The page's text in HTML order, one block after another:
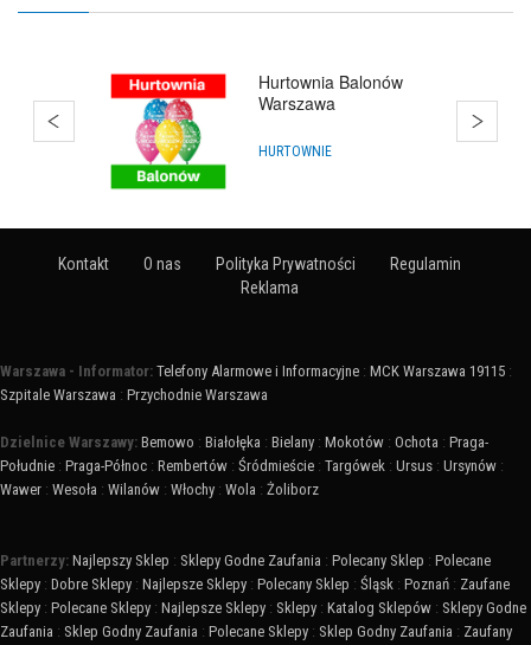
Hurtownia Balonów
Warszawa
HURTOWNIE
Kontakt O nas Polityka Prywatności
Regulamin
Reklama
Warszawa - Informator: Telefony Alarmowe i Informacyjne : MCK Warszawa 19115 :
Szpitale Warszawa : Przychodnie Warszawa
Dzielnice Warszawy: Bemowo : Białołęka : Bielany : Mokotów : Ochota : Praga-
Południe : Praga-Północ : Rembertów : Śródmieście : Targówek : Ursus : Ursynów :
Wawer : Wesoła : Wilanów : Włochy : Wola : Żoliborz
Partnerzy: Najlepszy Sklep : Sklepy Godne Zaufania : Polecany Sklep : Polecane
Sklepy : Dobre Sklepy : Najlepsze Sklepy : Polecany Sklep : Śląsk : Poznań : Zaufane
Sklepy : Polecane Sklepy : Najlepsze Sklepy : Sklepy : Katalog Sklepów : Sklepy Godne
Zaufania : Sklep Godny Zaufania : Polecane Sklepy : Sklep Godny Zaufania : Zaufany